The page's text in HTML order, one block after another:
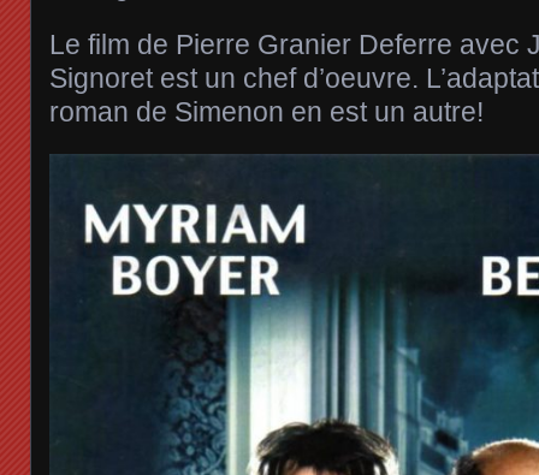
Le film de Pierre Granier Deferre avec
Signoret est un chef d’oeuvre.
roman de Simenon en est un autre!